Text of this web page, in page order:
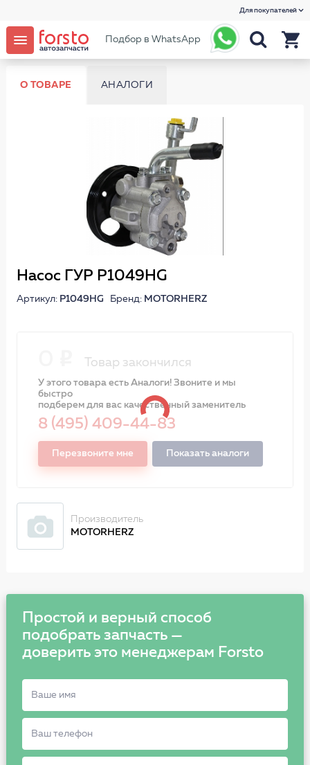
Для покупателей
Подбор в WhatsApp
О ТОВАРЕ АНАЛОГИ
Насос ГУР P1049HG
Артикул: P1049HG Бренд: MOTORHERZ
Товар закончился
У этого товара есть Аналоги! Звоните и мы
быстро
подберем для вас качественный заменитель
8 (495) 409-44-83
Перезвоните мне Показать аналоги
Производитель
MOTORHERZ
Простой и верный способ
подобрать запчасть —
доверить это менеджерам Forsto